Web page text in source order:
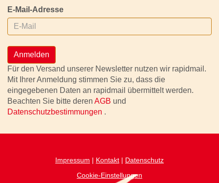
E-Mail-Adresse
Anmelden
Für den Versand unserer Newsletter nutzen wir rapidmail.
Mit Ihrer Anmeldung stimmen Sie zu, dass die
eingegebenen Daten an rapidmail übermittelt werden.
Beachten Sie bitte deren AGB und
Datenschutzbestimmungen .
Impressum | Kontakt | Datenschutz
Cookie-Einstellungen